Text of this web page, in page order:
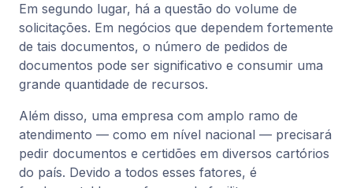
Em segundo lugar, há a questão do volume de
solicitações. Em negócios que dependem fortemente
de tais documentos, o número de pedidos de
documentos pode ser significativo e consumir uma
grande quantidade de recursos.
Além disso, uma empresa com amplo ramo de
atendimento — como em nível nacional — precisará
pedir documentos e certidões em diversos cartórios
do país. Devido a todos esses fatores, é